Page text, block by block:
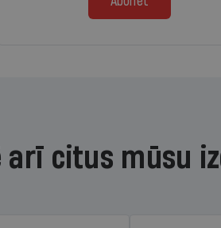
arī citus mūsu